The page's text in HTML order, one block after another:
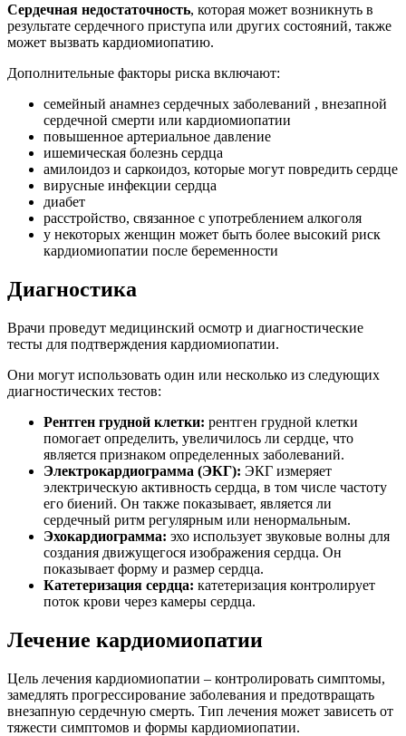
Сердечная недостаточность, которая может возникнуть в
результате сердечного приступа или других состояний, также
может вызвать кардиомиопатию.
Дополнительные факторы риска включают:
семейный анамнез сердечных заболеваний , внезапной
сердечной смерти или кардиомиопатии
повышенное артериальное давление
ишемическая болезнь сердца
амилоидоз и саркоидоз, которые могут повредить сердце
вирусные инфекции сердца
диабет
расстройство, связанное с употреблением алкоголя
у некоторых женщин может быть более высокий риск
кардиомиопатии после беременности
Диагностика
Врачи проведут медицинский осмотр и диагностические
тесты для подтверждения кардиомиопатии.
Они могут использовать один или несколько из следующих
диагностических тестов:
Рентген грудной клетки: рентген грудной клетки
помогает определить, увеличилось ли сердце, что
является признаком определенных заболеваний.
Электрокардиограмма (ЭКГ): ЭКГ измеряет
электрическую активность сердца, в том числе частоту
его биений. Он также показывает, является ли
сердечный ритм регулярным или ненормальным.
Эхокардиограмма: эхо использует звуковые волны для
создания движущегося изображения сердца. Он
показывает форму и размер сердца.
Катетеризация сердца: катетеризация контролирует
поток крови через камеры сердца.
Лечение кардиомиопатии
Цель лечения кардиомиопатии – контролировать симптомы,
замедлять прогрессирование заболевания и предотвращать
внезапную сердечную смерть. Тип лечения может зависеть от
тяжести симптомов и формы кардиомиопатии.